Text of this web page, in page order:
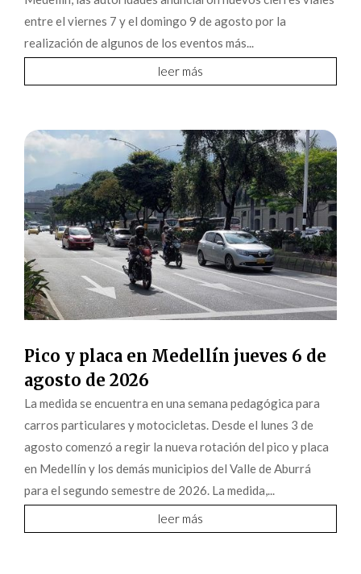
entre el viernes 7 y el domingo 9 de agosto por la
realización de algunos de los eventos más...
leer más
Pico y placa en Medellín jueves 6 de
agosto de 2026
La medida se encuentra en una semana pedagógica para
carros particulares y motocicletas. Desde el lunes 3 de
agosto comenzó a regir la nueva rotación del pico y placa
en Medellín y los demás municipios del Valle de Aburrá
para el segundo semestre de 2026. La medida,...
leer más